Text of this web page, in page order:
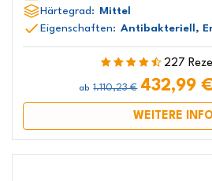
Härtegrad: Mittel
Eigenschaften: Antibakteriell,
227
ab 1.110,23 € 432,99
WEITERE